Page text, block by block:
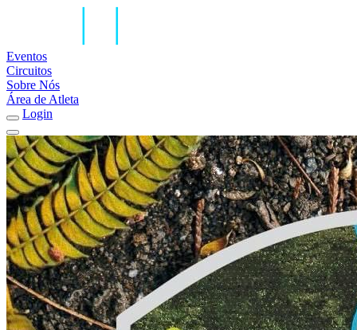
Eventos
Circuitos
Sobre Nós
Área de Atleta
Login